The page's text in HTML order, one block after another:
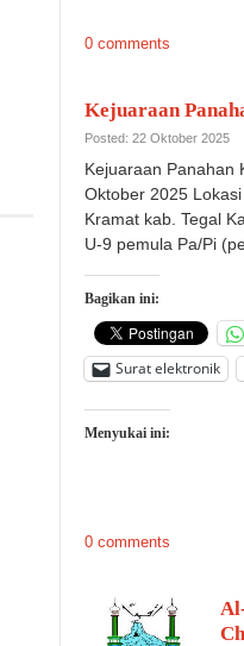
0 comments
Kejuaraan
Posted: 22 Oktober 2025
Kejuaraan Panahan
Oktober 2025
Kramat kab. Tegal
U-9 pemula Pa/Pi
Bagikan ini:
Surat elektronik
Menyukai ini:
0 comments